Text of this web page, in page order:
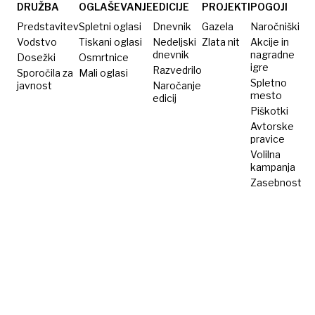
razvoj,
zdaj pa
to
DRUŽBA
Predstavitev
Vodstvo
Dosežki
Sporočila za
javnost
OGLAŠEVANJE
Spletni oglasi
Tiskani oglasi
Osmrtnice
Mali oglasi
EDICIJE
Dnevnik
Nedeljski
dnevnik
Razvedrilo
Naročanje
edicij
PROJEKTI
Gazela
Zlata nit
POGOJI
Naročniški
Akcije in
nagradne
igre
Spletno
mesto
Piškotki
Avtorske
pravice
Volilna
kampanja
Zasebnost